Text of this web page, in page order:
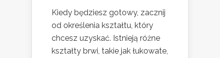
Kiedy będziesz gotowy, zacznij
od określenia kształtu, który
chcesz uzyskać. Istnieją różne
kształty brwi, takie jak łukowate,